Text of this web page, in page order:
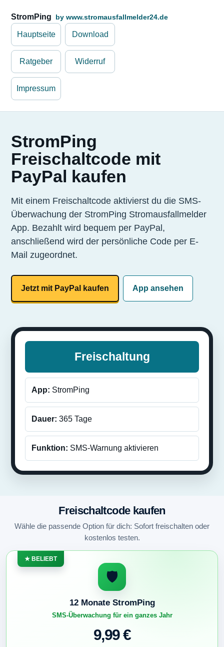
StromPing by www.stromausfallmelder24.de
Hauptseite Download
Ratgeber Widerruf
Impressum
StromPing
Freischaltcode mit
PayPal kaufen
Mit einem Freischaltcode aktivierst du die SMS-
Überwachung der StromPing Stromausfallmelder
App. Bezahlt wird bequem per PayPal,
anschließend wird der persönliche Code per E-
Mail zugeordnet.
Jetzt mit PayPal kaufen App ansehen
Freischaltung
App: StromPing
Dauer: 365 Tage
Funktion: SMS-Warnung aktivieren
Freischaltcode kaufen
Wähle die passende Option für dich: Sofort freischalten oder
kostenlos testen.
★ BELIEBT
🛡️
12 Monate StromPing
SMS-Überwachung für ein ganzes Jahr
9,99 €